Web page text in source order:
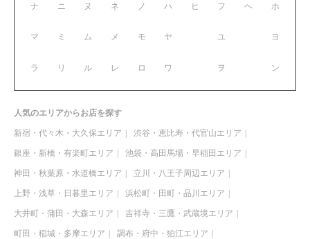
ナ ニ ヌ ネ ノ
マ ミ ム メ モ
ラ リ ル レ ロ
ハ ヒ フ ヘ ホ
ヤ ユ ヨ
ワ ヲ ン
人気のエリアからお店を探す
新宿・代々木・大久保エリア 渋谷・恵比寿・代官山エリア
銀座・新橋・有楽町エリア 池袋・高田馬場・早稲田エリア
神田・秋葉原・水道橋エリア 立川・八王子周辺エリア
上野・浅草・日暮里エリア 浜松町・田町・品川エリア
大井町・蒲田・大森エリア 吉祥寺・三鷹・武蔵境エリア
町田・稲城・多摩エリア 調布・府中・狛江エリア